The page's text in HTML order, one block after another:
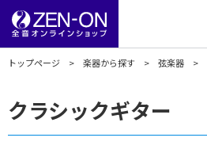
トップページ 楽器から探す 弦楽器
クラシックギター